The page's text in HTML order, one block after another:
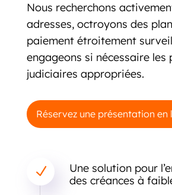
Nous recherchons
adresses, octroyons des
paiement étroitement
engageons si nécessaire les
judiciaires appropriées.
Réservez une présentation en
N
Une solution pour
des créances à